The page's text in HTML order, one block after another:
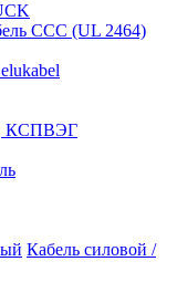
CCC (UL 2464)
КСПВЭГ
Кабель силовой /